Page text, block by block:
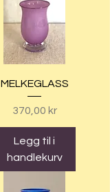
MELKEGLASS
Pris
370,00 kr
Legg til i
handlekurv